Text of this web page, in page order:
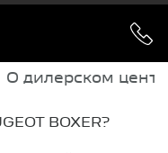
О дилерском
BOXER?